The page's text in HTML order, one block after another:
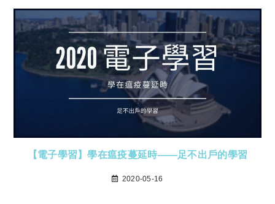
【電子學習】學在瘟疫蔓延時——足不出戶的學習
2020-05-16